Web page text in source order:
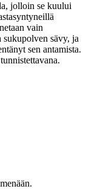
jolloin se kuului
vain
sävy, ja
sen antamista.